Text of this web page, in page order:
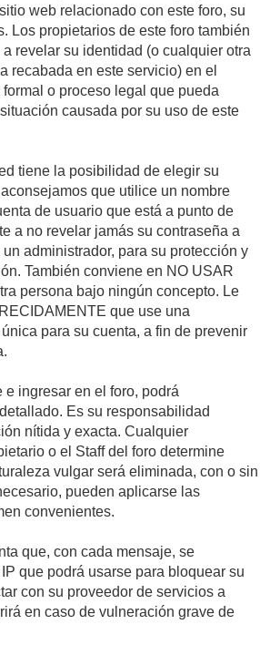
web relacionado con este foro, su
Los propietarios de este foro también
revelar su identidad (o cualquier otra
recabada en este servicio) en el
o proceso legal que pueda
causada por su uso de este
tiene la posibilidad de elegir su
que utilice un nombre
de usuario que está a punto de
a no revelar jamás su contraseña a
administrador, para su protección y
También conviene en NO USAR
persona bajo ningún concepto. Le
que use una
para su cuenta, a fin de prevenir
e ingresar en el foro, podrá
Es su responsabilidad
nítida y exacta. Cualquier
o el Staff del foro determine
vulgar será eliminada, con o sin
pueden aplicarse las
convenientes.
que, con cada mensaje, se
que podrá usarse para bloquear su
con su proveedor de servicios a
en caso de vulneración grave de